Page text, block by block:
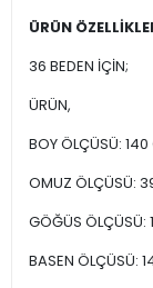
ÜRÜN
36 BEDEN İÇİN;
ÜRÜN,
BOY ÖLÇÜSÜ: 140
OMUZ ÖLÇÜSÜ:
GÖĞÜS ÖLÇÜSÜ:
BASEN ÖLÇÜSÜ: